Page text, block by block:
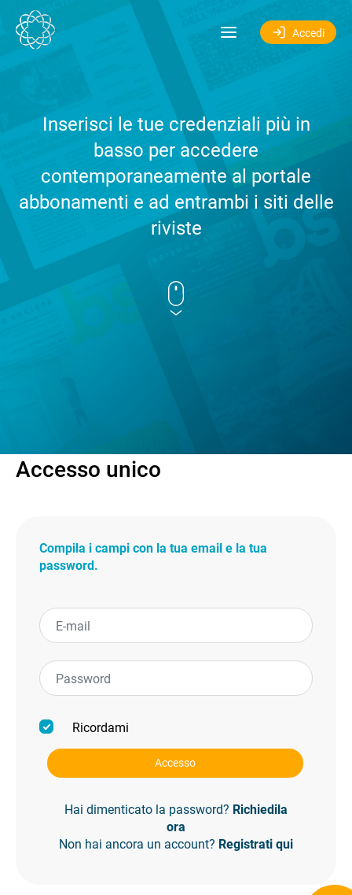
Salta al contenuto
Accedi
Inserisci le tue credenziali più in
basso per accedere
contemporaneamente al portale
abbonamenti e ad entrambi i siti delle
riviste
Accesso unico
Compila i campi con la tua email e la tua
password.
Ricordami
Accesso
Hai dimenticato la password? Richiedila
ora
Non hai ancora un account? Registrati qui